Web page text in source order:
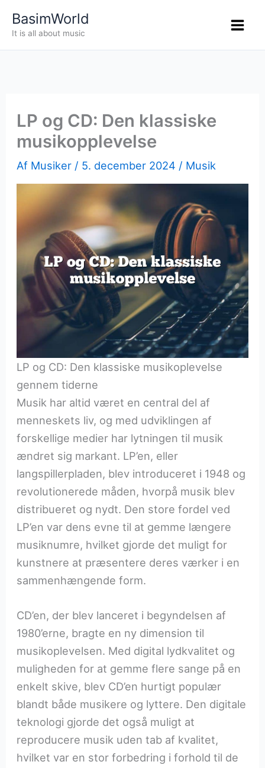
BasimWorld
It is all about music
LP og CD: Den klassiske
musikopplevelse
Af Musiker / 5. december 2024 / Musik
LP og CD: Den klassiske musikoplevelse
gennem tiderne
Musik har altid været en central del af
menneskets liv, og med udviklingen af
forskellige medier har lytningen til musik
ændret sig markant. LP’en, eller
langspillerpladen, blev introduceret i 1948 og
revolutionerede måden, hvorpå musik blev
distribueret og nydt. Den store fordel ved
LP’en var dens evne til at gemme længere
musiknumre, hvilket gjorde det muligt for
kunstnere at præsentere deres værker i en
sammenhængende form.
CD’en, der blev lanceret i begyndelsen af
1980’erne, bragte en ny dimension til
musikoplevelsen. Med digital lydkvalitet og
muligheden for at gemme flere sange på en
enkelt skive, blev CD’en hurtigt populær
blandt både musikere og lyttere. Den digitale
teknologi gjorde det også muligt at
reproducere musik uden tab af kvalitet,
hvilket var en stor forbedring i forhold til de